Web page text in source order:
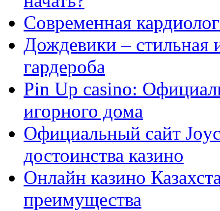
Современная
Дождевики – стильная
гардероба
Pin Up casino:
игорного дома
Официальный сайт
достоинства казино
Онлайн казино
преимущества